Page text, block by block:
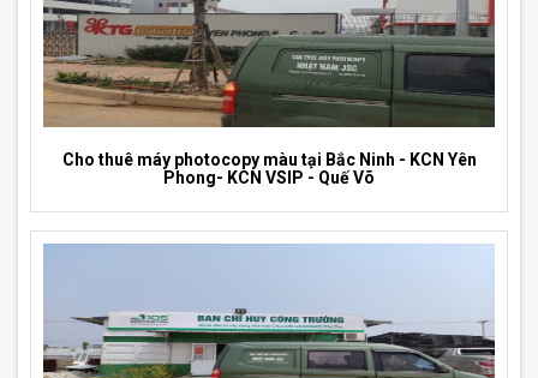
Cho thuê máy photocopy màu tại Bắc Ninh - KCN Yên
Phong- KCN VSIP - Quế Võ